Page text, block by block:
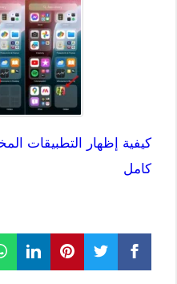
كيفية إظهار التطبيقات
كامل